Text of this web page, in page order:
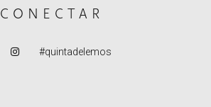
CONECTAR
#quintadelemos